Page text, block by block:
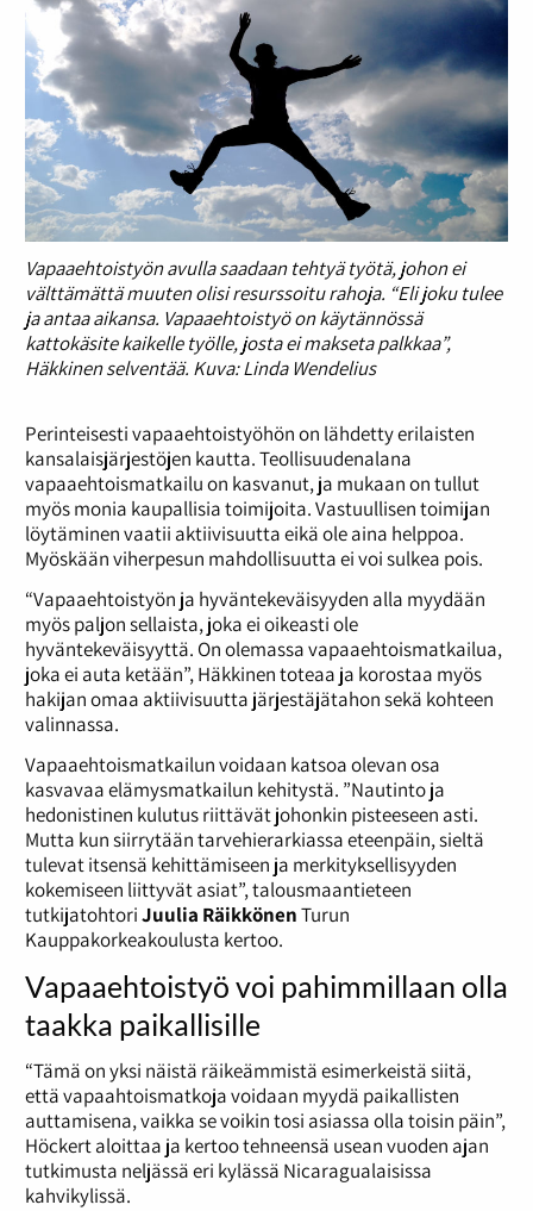
Vapaaehtoistyön avulla saadaan tehtyä työtä, johon ei
välttämättä muuten olisi resurssoitu rahoja. “Eli joku tulee
ja antaa aikansa. Vapaaehtoistyö on käytännössä
kattokäsite kaikelle työlle, josta ei makseta palkkaa”,
Häkkinen selventää. Kuva: Linda Wendelius
Perinteisesti vapaaehtoistyöhön on lähdetty erilaisten
kansalaisjärjestöjen kautta. Teollisuudenalana
vapaaehtoismatkailu on kasvanut, ja mukaan on tullut
myös monia kaupallisia toimijoita. Vastuullisen toimijan
löytäminen vaatii aktiivisuutta eikä ole aina helppoa.
Myöskään viherpesun mahdollisuutta ei voi sulkea pois.
“Vapaaehtoistyön ja hyväntekeväisyyden alla myydään
myös paljon sellaista, joka ei oikeasti ole
hyväntekeväisyyttä. On olemassa vapaaehtoismatkailua,
joka ei auta ketään”, Häkkinen toteaa ja korostaa myös
hakijan omaa aktiivisuutta järjestäjätahon sekä kohteen
valinnassa.
Vapaaehtoismatkailun voidaan katsoa olevan osa
kasvavaa elämysmatkailun kehitystä. ”Nautinto ja
hedonistinen kulutus riittävät johonkin pisteeseen asti.
Mutta kun siirrytään tarvehierarkiassa eteenpäin, sieltä
tulevat itsensä kehittämiseen ja merkityksellisyyden
kokemiseen liittyvät asiat”, talousmaantieteen
tutkijatohtoriJuulia RäikkönenTurun
Kauppakorkeakoulusta kertoo.
Vapaaehtoistyö voi pahimmillaan olla
taakka paikallisille
“Tämä on yksi näistä räikeämmistä esimerkeistä siitä,
että vapaahtoismatkoja voidaan myydä paikallisten
auttamisena, vaikka se voikin tosi asiassa olla toisin päin”,
Höckert aloittaa ja kertoo tehneensä usean vuoden ajan
tutkimusta neljässä eri kylässä Nicaragualaisissa
kahvikylissä.